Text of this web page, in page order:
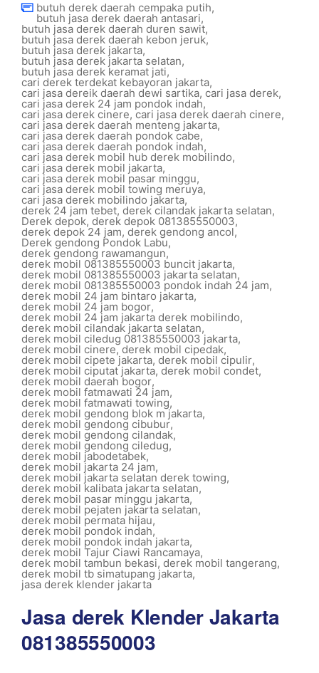
butuh derek daerah cempaka putih,
butuh jasa derek daerah antasari,
butuh jasa derek daerah duren sawit,
butuh jasa derek daerah kebon jeruk,
butuh jasa derek jakarta,
butuh jasa derek jakarta selatan,
butuh jasa derek keramat jati,
cari derek terdekat kebayoran jakarta,
cari jasa dereik daerah dewi sartika, cari jasa derek,
cari jasa derek 24 jam pondok indah,
cari jasa derek cinere, cari jasa derek daerah cinere,
cari jasa derek daerah menteng jakarta,
cari jasa derek daerah pondok cabe,
cari jasa derek daerah pondok indah,
cari jasa derek mobil hub derek mobilindo,
cari jasa derek mobil jakarta,
cari jasa derek mobil pasar minggu,
cari jasa derek mobil towing meruya,
cari jasa derek mobilindo jakarta,
derek 24 jam tebet, derek cilandak jakarta selatan,
Derek depok, derek depok 081385550003,
derek depok 24 jam, derek gendong ancol,
Derek gendong Pondok Labu,
derek gendong rawamangun,
derek mobil 081385550003 buncit jakarta,
derek mobil 081385550003 jakarta selatan,
derek mobil 081385550003 pondok indah 24 jam,
derek mobil 24 jam bintaro jakarta,
derek mobil 24 jam bogor,
derek mobil 24 jam jakarta derek mobilindo,
derek mobil cilandak jakarta selatan,
derek mobil ciledug 081385550003 jakarta,
derek mobil cinere,derek mobil cipedak,
derek mobil cipete jakarta, derek mobil cipulir,
derek mobil ciputat jakarta, derek mobil condet,
derek mobil daerah bogor,
derek mobil fatmawati 24 jam,
derek mobil fatmawati towing,
derek mobil gendong blok m jakarta,
derek mobil gendong cibubur,
derek mobil gendong cilandak,
derek mobil gendong ciledug,
derek mobil jabodetabek,
derek mobil jakarta 24 jam,
derek mobil jakarta selatan derek towing,
derek mobil kalibata jakarta selatan,
derek mobil pasar minggu jakarta,
derek mobil pejaten jakarta selatan,
derek mobil permata hijau,
derek mobil pondok indah,
derek mobil pondok indah jakarta,
derek mobil Tajur Ciawi Rancamaya,
derek mobil tambun bekasi, derek mobil tangerang,
derek mobil tb simatupang jakarta,
jasa derek klender jakarta
Jasa derek Klender Jakarta
081385550003